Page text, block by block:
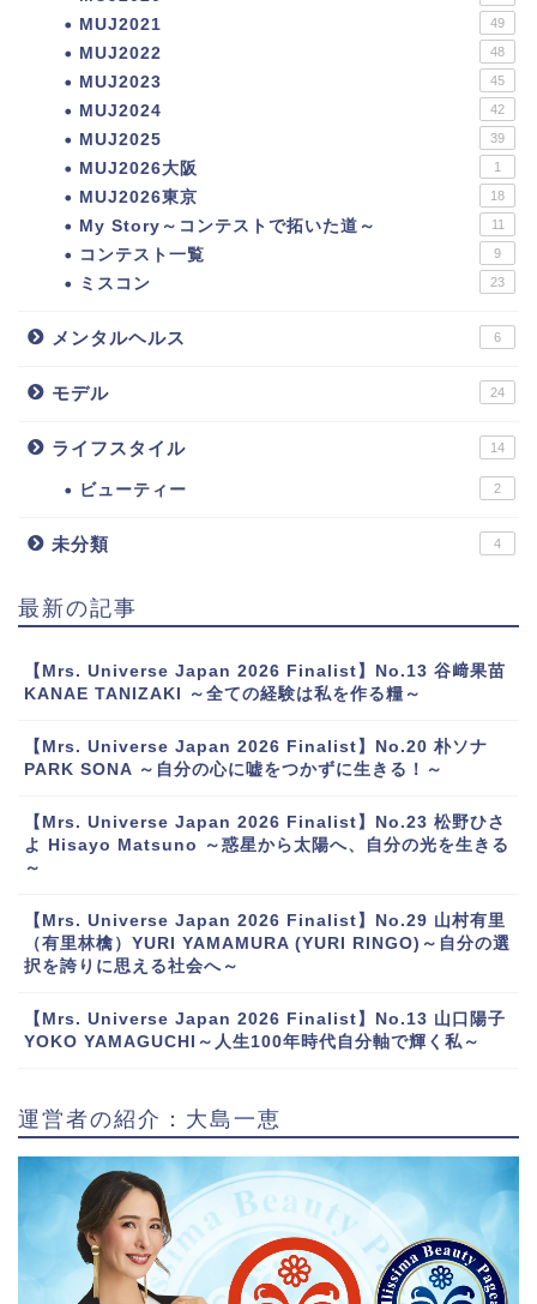
MUJ2021 49
MUJ2022 48
MUJ2023 45
MUJ2024 42
MUJ2025 39
MUJ2026大阪 1
MUJ2026東京 18
My Story～コンテストで拓いた道～ 11
コンテスト一覧 9
ミスコン 23
メンタルヘルス 6
モデル 24
ライフスタイル 14
ビューティー 2
未分類 4
最新の記事
【Mrs. Universe Japan 2026 Finalist】No.13 谷﨑果苗
KANAE TANIZAKI ～全ての経験は私を作る糧～
【Mrs. Universe Japan 2026 Finalist】No.20 朴ソナ
PARK SONA ～自分の心に嘘をつかずに生きる！～
【Mrs. Universe Japan 2026 Finalist】No.23 松野ひさ
よ Hisayo Matsuno ～惑星から太陽へ、自分の光を生きる
～
【Mrs. Universe Japan 2026 Finalist】No.29 山村有里
（有里林檎）YURI YAMAMURA (YURI RINGO)～自分の選
択を誇りに思える社会へ～
【Mrs. Universe Japan 2026 Finalist】No.13 山口陽子
YOKO YAMAGUCHI～人生100年時代自分軸で輝く私～
運営者の紹介：大島一恵